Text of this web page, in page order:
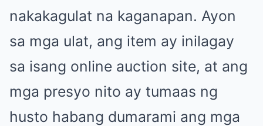
nakakagulat na kaganapan. Ayon
sa mga ulat, ang item ay inilagay
sa isang online auction site, at ang
mga presyo nito ay tumaas ng
husto habang dumarami ang mga